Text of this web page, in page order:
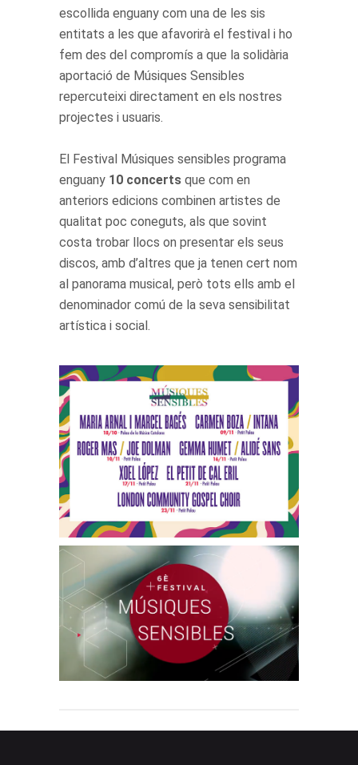
escollida enguany com una de les sis
entitats a les que afavorirà el festival i ho
fem des del compromís a que la solidària
aportació de Músiques Sensibles
repercuteixi directament en els nostres
projectes i usuaris.
El Festival Músiques sensibles programa
enguany 10 concerts que com en
anteriors edicions combinen artistes de
qualitat poc coneguts, als que sovint
costa trobar llocs on presentar els seus
discos, amb d’altres que ja tenen cert nom
al panorama musical, però tots ells amb el
denominador comú de la seva sensibilitat
artística i social.